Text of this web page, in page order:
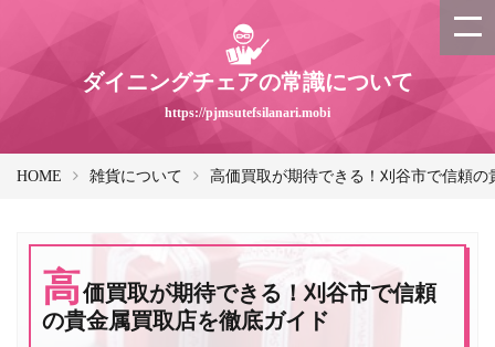
ダイニングチェアの常識について
https://pjmsutefsilanari.mobi
HOME 雑貨について 高価買取が期待できる！刈谷市で信頼
高価買取が期待できる！刈谷市で信頼
の貴金属買取店を徹底ガイド